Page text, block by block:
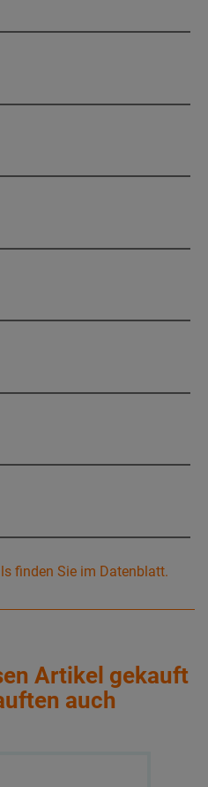
finden Sie im Datenblatt.
Artikel gekauft
auch